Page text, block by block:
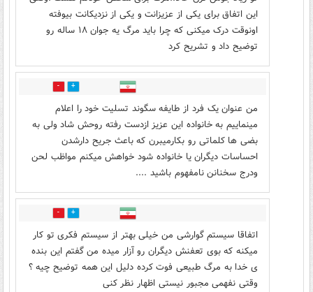
این اتفاق برای یکی از عزیزانت و یکی از نزدیکانت بیوفته
اونوقت درک میکنی که چرا باید مرگ یه جوان ۱۸ ساله رو
توضیح داد و تشریح کرد
33
من عنوان یک فرد از طایفه سگوند تسلیت خود را اعلام
مینماییم به خانواده این عزیز ازدست رفته روحش شاد ولی به
بضی ها کلماتی رو بکارمیبرن که باعث جریح دارشدن
احساسات دیگران یا خانواده شود خواهش میکنم مواظب لحن
ودرج سخنانن نامفهوم باشید ....
8
اتفاقا سیستم گوارشی من خیلی بهتر از سیستم فکری تو کار
میکنه که بوی تعفنش دیگران رو آزار میده من گفتم این بنده
ی خدا به مرگ طبیعی فوت کرده دلیل این همه توضیح چیه ؟
وقتی نفهمی مجبور نیستی اظهار نظر کنی